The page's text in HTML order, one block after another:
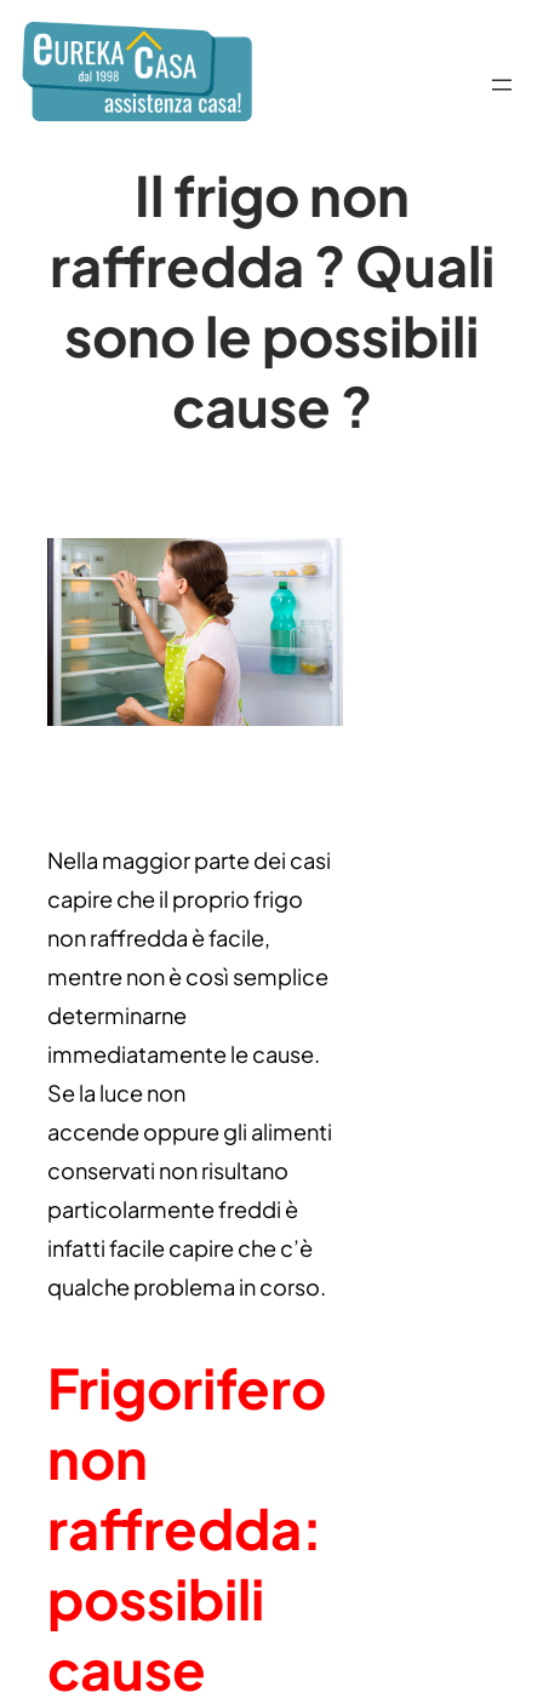
Il frigo non
raffredda ? Quali
sono le possibili
cause ?
Nella maggior parte dei casi
capire che il proprio frigo
non raffredda è facile,
mentre non è così semplice
determinarne
immediatamente le cause.
Se la luce non
accende oppure gli alimenti
conservati non risultano
particolarmente freddi è
infatti facile capire che c’è
qualche problema in corso.
Frigorifero
non
raffredda:
possibili
cause